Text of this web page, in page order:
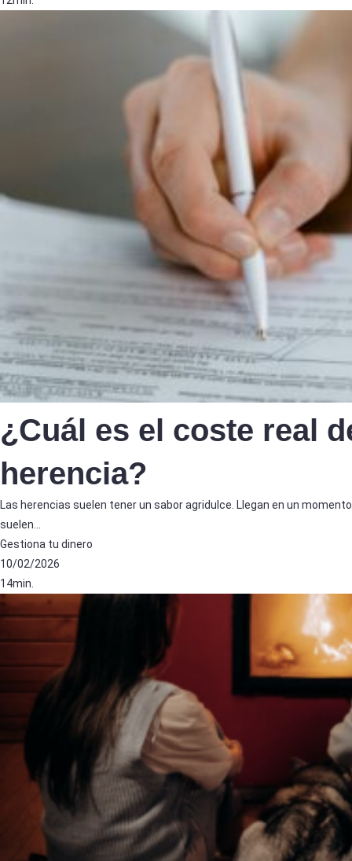
¿Cuál es el coste real
herencia?
Las herencias suelen tener un sabor agridulce. Llegan en un
suelen…
Gestiona tu dinero
10/02/2026
14min.